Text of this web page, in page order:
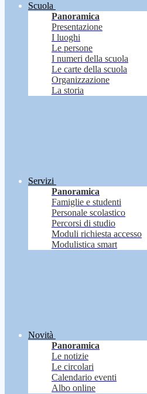
Scuola
Panoramica
Presentazione
I luoghi
Le persone
I numeri della scuola
Le carte della scuola
Organizzazione
La storia
Servizi
Panoramica
Famiglie e studenti
Personale scolastico
Percorsi di studio
Moduli richiesta accesso
Modulistica smart
Novità
Panoramica
Le notizie
Le circolari
Calendario eventi
Albo online